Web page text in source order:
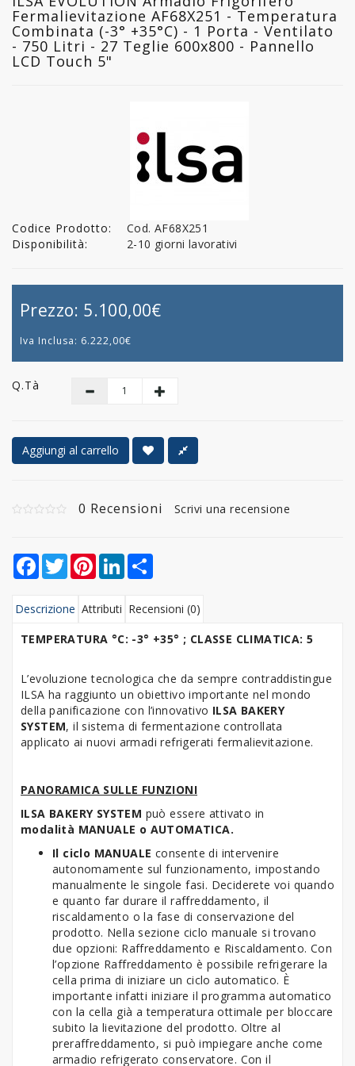
Fermalievitazione AF68X251 - Temperatura
Combinata (-3° +35°C) - 1 Porta - Ventilato
- 750 Litri - 27 Teglie 600x800 - Pannello
LCD Touch 5"
Codice Prodotto:
Cod. AF68X251
Disponibilità:
2-10 giorni lavorativi
Prezzo: 5.100,00€
Iva Inclusa: 6.222,00€
Q.tà
Aggiungi al carrello
0 Recensioni Scrivi una recensione
Facebook
TwitterPinterestLinkedIn
Descrizione Attributi Recensioni (0)
TEMPERATURA °C: -3° +35° ; CLASSE CLIMATICA: 5
L’evoluzione tecnologica che da sempre contraddistingue
ILSA ha raggiunto un obiettivo importante nel mondo
della panificazione con l’innovativo ILSA BAKERY
SYSTEM, il sistema di fermentazione controllata
applicato ai nuovi armadi refrigerati fermalievitazione.
PANORAMICA SULLE FUNZIONI
ILSA BAKERY SYSTEM può essere attivato in
modalità MANUALE o AUTOMATICA.
Il ciclo MANUALE consente di intervenire
autonomamente sul funzionamento, impostando
manualmente le singole fasi. Deciderete voi quando
e quanto far durare il raffreddamento, il
riscaldamento o la fase di conservazione del
prodotto. Nella sezione ciclo manuale si trovano
due opzioni: Raffreddamento e Riscaldamento. Con
l’opzione Raffreddamento è possibile refrigerare la
cella prima di iniziare un ciclo automatico. È
importante infatti iniziare il programma automatico
con la cella già a temperatura ottimale per bloccare
subito la lievitazione del prodotto. Oltre al
preraffreddamento, si può impiegare anche come
armadio refrigerato conservatore. Con il